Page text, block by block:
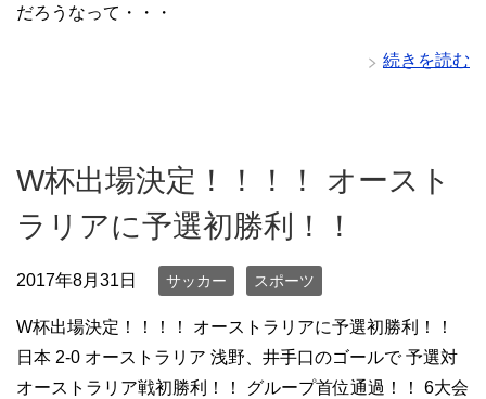
だろうなって・・・
続きを読む
W杯出場決定！！！！ オースト
ラリアに予選初勝利！！
2017年8月31日 サッカー スポーツ
W杯出場決定！！！！ オーストラリアに予選初勝利！！
日本 2‐0 オーストラリア 浅野、井手口のゴールで 予選対
オーストラリア戦初勝利！！ グループ首位通過！！ 6大会